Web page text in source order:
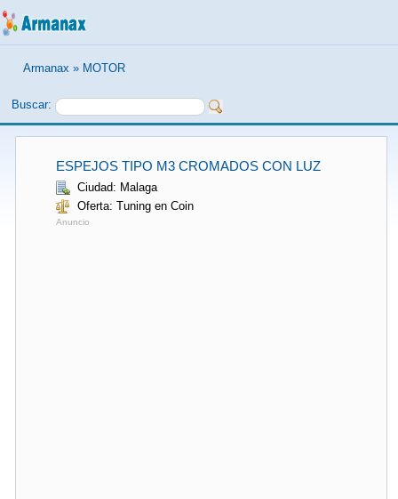
Armanax » MOTOR
Buscar:
ESPEJOS TIPO M3 CROMADOS CON LUZ
Ciudad: Malaga
Oferta: Tuning en Coin
Anuncio